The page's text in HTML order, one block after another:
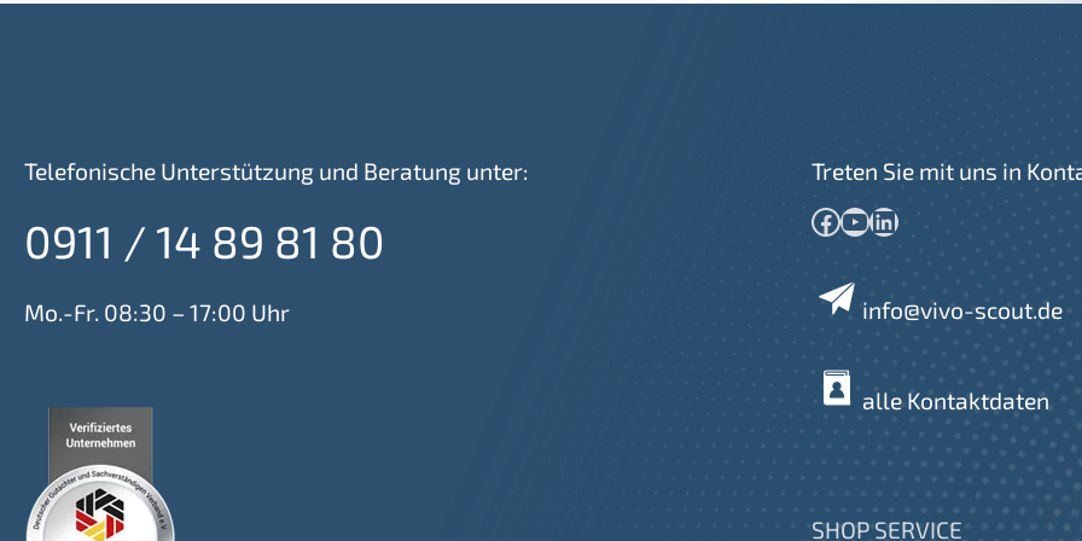
Telefonische Unterstützung und Beratung unter:
0911 / 14 89 81 80
Mo.-Fr. 08:30 – 17:00 Uhr
Treten Sie mit uns in
Facebook YouTube LinkedIn
info@vivo-scout.de
alle Kontaktdaten
SHOP SERVICE